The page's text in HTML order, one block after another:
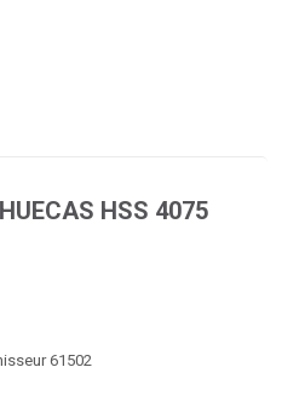
HSS 4075
61502